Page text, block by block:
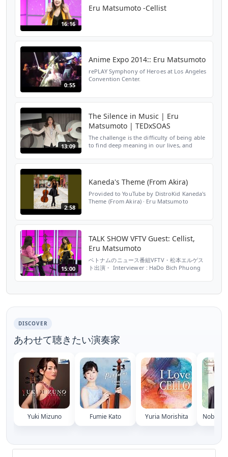
16:16
Eru Matsumoto -Cellist
0:55
Anime Expo 2014:: Eru Matsumoto
rePLAY Symphony of Heroes at Los Angeles
Convention Center.
13:09
The Silence in Music | Eru
Matsumoto | TEDxSOAS
The challenge is the difficulty of being able
to find deep meaning in our lives, and
2:58
Kaneda's Theme (From Akira)
Provided to YouTube by DistroKid Kaneda's
Theme (From Akira) · Eru Matsumoto
15:00
TALK SHOW VFTV Guest: Cellist,
Eru Matsumoto
ベトナムのニュース番組VFTV・松本エルゲス
ト出演・ Interviewer : HaDo Bich Phuong
DISCOVER
あわせて聴きたい演奏家
Yuki Mizuno Fumie Kato Yuria Morishita Nobuko